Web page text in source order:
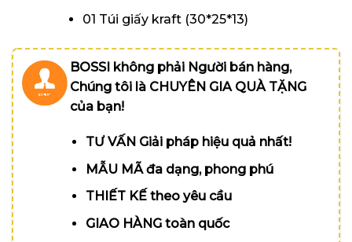
01 Túi giấy kraft (30*25*13)
BOSSI không phải Người bán hàng,
Chúng tôi là CHUYÊN GIA QUÀ TẶNG
của bạn!
TƯ VẤN Giải pháp hiệu quả nhất!
MẪU MÃ đa dạng, phong phú
THIẾT KẾ theo yêu cầu
GIAO HÀNG toàn quốc